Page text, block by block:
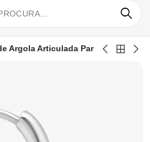
Argola Articulada Par